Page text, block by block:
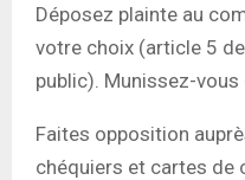
Déposez plainte au
votre choix (article 5
public). Munissez-vous
Faites opposition
chéquiers et cartes de